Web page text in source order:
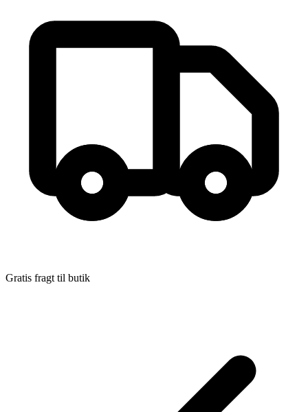
Forfattere
Magne Klann
11. oktober 2013
Gratis fragt til butik